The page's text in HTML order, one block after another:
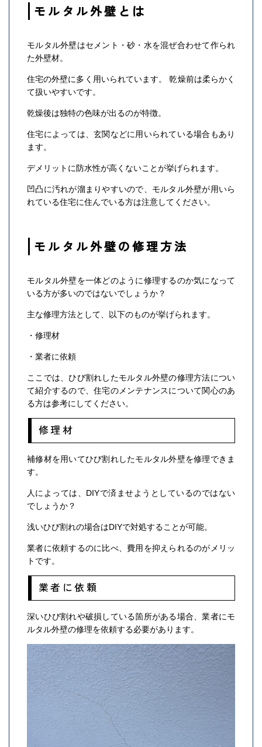
モルタル外壁とは
モルタル外壁はセメント・砂・水を混ぜ合わせて作られ
た外壁材。
住宅の外壁に多く用いられています。 乾燥前は柔らかく
て扱いやすいです。
乾燥後は独特の色味が出るのが特徴。
住宅によっては、玄関などに用いられている場合もあり
ます。
デメリットに防水性が高くないことが挙げられます。
凹凸に汚れが溜まりやすいので、モルタル外壁が用いら
れている住宅に住んでいる方は注意してください。
モルタル外壁の修理方法
モルタル外壁を一体どのように修理するのか気になって
いる方が多いのではないでしょうか？
主な修理方法として、以下のものが挙げられます。
・修理材
・業者に依頼
ここでは、ひび割れしたモルタル外壁の修理方法につい
て紹介するので、住宅のメンテナンスについて関心のあ
る方は参考にしてください。
修理材
補修材を用いてひび割れしたモルタル外壁を修理できま
す。
人によっては、DIYで済ませようとしているのではない
でしょうか？
浅いひび割れの場合はDIYで対処することが可能。
業者に依頼するのに比べ、費用を抑えられるのがメリッ
トです。
業者に依頼
深いひび割れや破損している箇所がある場合、業者にモ
ルタル外壁の修理を依頼する必要があります。